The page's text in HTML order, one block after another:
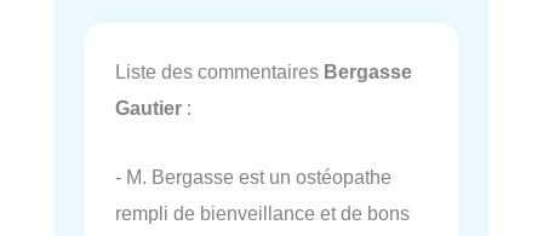
Liste des commentaires Bergasse
Gautier :
- M. Bergasse est un ostéopathe
rempli de bienveillance et de bons